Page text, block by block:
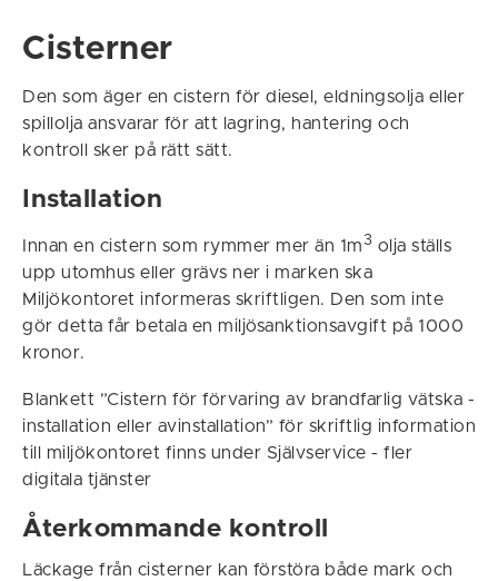
Cisterner
Den som äger en cistern för diesel, eldningsolja eller
spillolja ansvarar för att lagring, hantering och
kontroll sker på rätt sätt.
Installation
Innan en cistern som rymmer mer än 1m3 olja ställs
upp utomhus eller grävs ner i marken ska
Miljökontoret informeras skriftligen. Den som inte
gör detta får betala en miljösanktionsavgift på 1000
kronor.
Blankett ”Cistern för förvaring av brandfarlig vätska -
installation eller avinstallation” för skriftlig information
till miljökontoret finns under Självservice - fler
digitala tjänster
Återkommande kontroll
Läckage från cisterner kan förstöra både mark och